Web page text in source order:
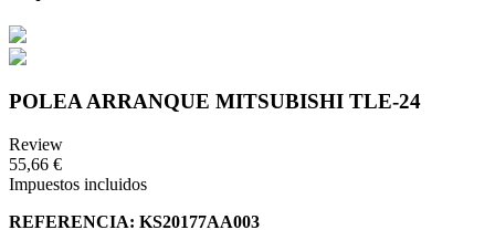
POLEA ARRANQUE MITSUBISHI TLE-24
Review
55,66 €
Impuestos incluidos
REFERENCIA: KS20177AA003